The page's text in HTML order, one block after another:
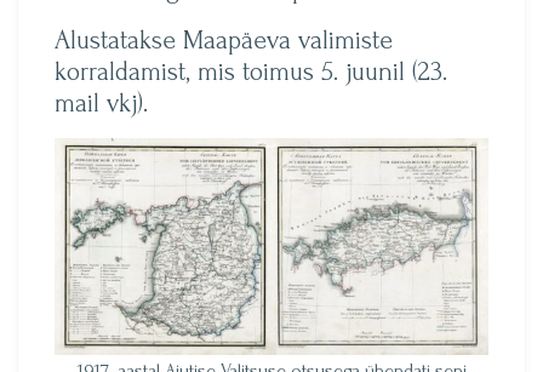
Alustatakse Maapäeva valimiste
korraldamist, mis toimus 5. juunil (23.
mail vkj).